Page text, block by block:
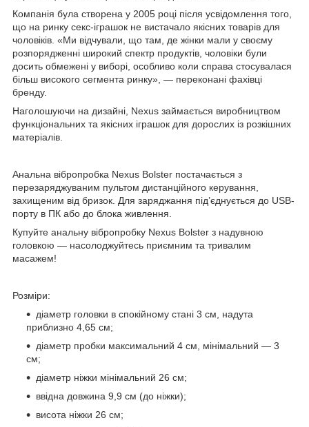
Компанія була створена у 2005 році після усвідомлення того,
що на ринку секс-іграшок не вистачало якісних товарів для
чоловіків. «Ми відчували, що там, де жінки мали у своєму
розпорядженні широкий спектр продуктів, чоловіки були
досить обмежені у виборі, особливо коли справа стосувалася
більш високого сегмента ринку», — переконані фахівці
бренду.
Наголошуючи на дизайні, Nexus займається виробництвом
функціональних та якісних іграшок для дорослих із розкішних
матеріалів.
Анальна вібропробка Nexus Bolster постачається з
перезаряджуваним пультом дистанційного керування,
захищеним від бризок. Для заряджання під’єднується до USB-
порту в ПК або до блока живлення.
Купуйте анальну вібропробку Nexus Bolster з надувною
головкою — насолоджуйтесь приємним та тривалим
масажем!
Розміри:
діаметр головки в спокійному стані 3 см, надута
приблизно 4,65 см;
діаметр пробки максимальний 4 см, мінімальний — 3
см;
діаметр ніжки мінімальний 26 см;
ввідна довжина 9,9 см (до ніжки);
висота ніжки 26 см;